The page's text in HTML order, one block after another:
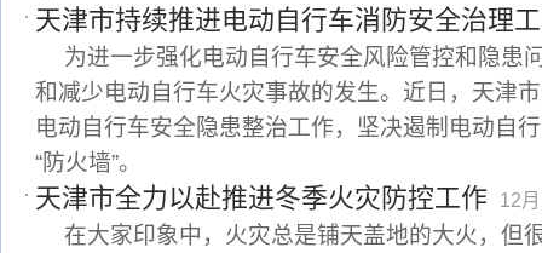
天津市持续推进电动自行车消防安全治理
为进一步强化电动自行车安全风险管控和隐患
和减少电动自行车火灾事故的发生。近日，天津
电动自行车安全隐患整治工作，坚决遏制电动自
“防火墙”。
天津市全力以赴推进冬季火灾防控工作 12
在大家印象中，火灾总是铺天盖地的大火，但